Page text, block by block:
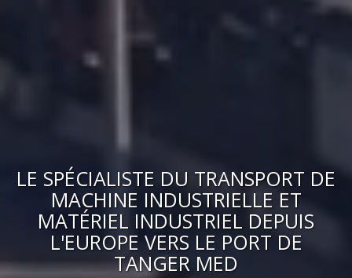
LE SPÉCIALISTE DU TRANSPORT DE
MACHINE INDUSTRIELLE ET
MATÉRIEL INDUSTRIEL DEPUIS
L'EUROPE VERS LE PORT DE
TANGER MED